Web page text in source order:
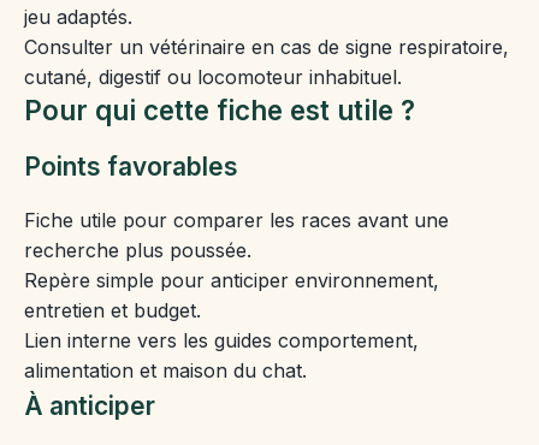
jeu adaptés.
Consulter un vétérinaire en cas de signe respiratoire,
cutané, digestif ou locomoteur inhabituel.
Pour qui cette fiche est utile ?
Points favorables
Fiche utile pour comparer les races avant une
recherche plus poussée.
Repère simple pour anticiper environnement,
entretien et budget.
Lien interne vers les guides comportement,
alimentation et maison du chat.
À anticiper